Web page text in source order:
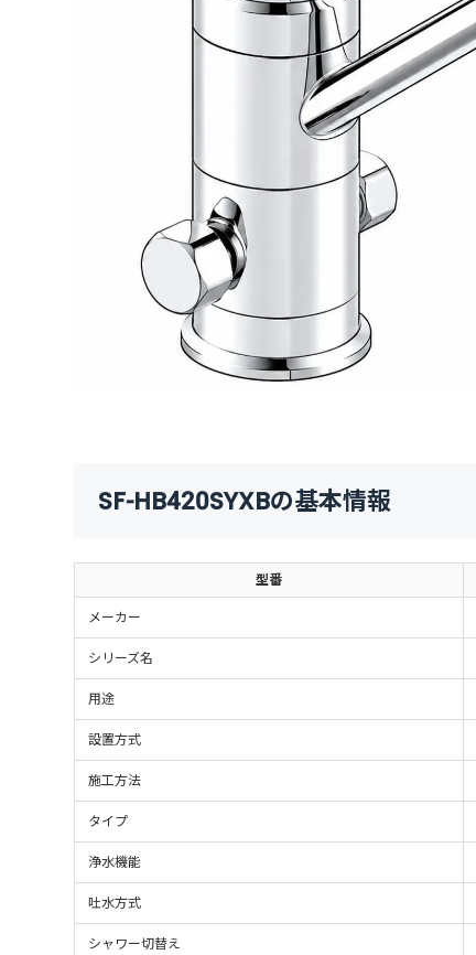
SF-HB420SYXBの基本情報
型番
メーカー
シリーズ名
用途
設置方式
施工方法
タイプ
浄水機能
吐水方式
シャワー切替え